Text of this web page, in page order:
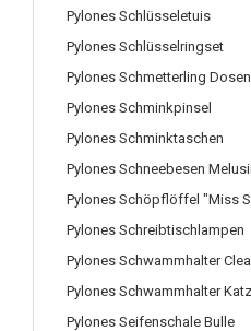
Pylones Schlüsseletuis
Pylones Schlüsselringset
Pylones Schmetterling
Pylones Schminkpinsel
Pylones Schminktaschen
Pylones Schneebesen
Pylones Schöpflöffel "Miss
Pylones Schreibtischlampen
Pylones Schwammhalter
Pylones Schwammhalter
Pylones Seifenschale Bulle